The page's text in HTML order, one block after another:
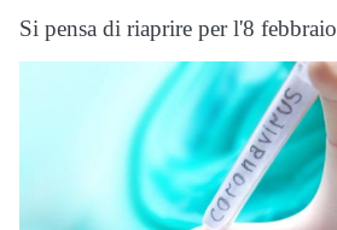
Si pensa di riaprire per l'8 febbraio